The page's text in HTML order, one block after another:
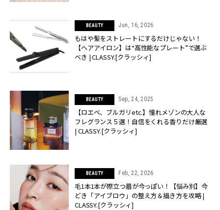
BEAUTY Jun, 16, 2026
もはや髪をストレートにするだけじゃない！
【ヘアアイロン】は“高性能なプレート”で選ぶ
べき | CLASSY.[クラッシィ]
BEAUTY Sep, 24, 2025
【ロエベ、ブルガリetc.】憧れメゾンの大人な
フレグランス５選！自信をくれる香りだけ厳選
| CLASSY.[クラッシィ]
BEAUTY Feb, 22, 2026
毛1本1本が際立つ眉が今っぽい！【悩み別】今
どき「アイブロウ」の整え方＆描き方を攻略 |
CLASSY.[クラッシィ]